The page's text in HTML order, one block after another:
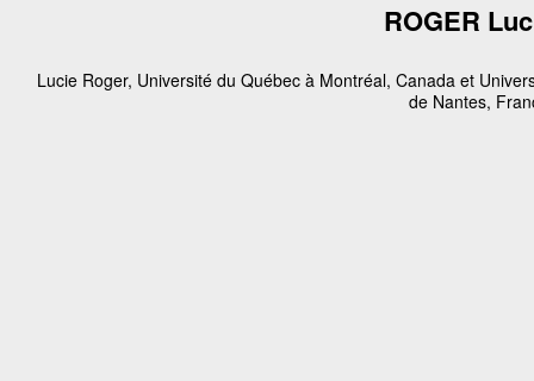
ROGER
Lucie Roger, Université du Québec à Montréal, Canada et
de Nantes,